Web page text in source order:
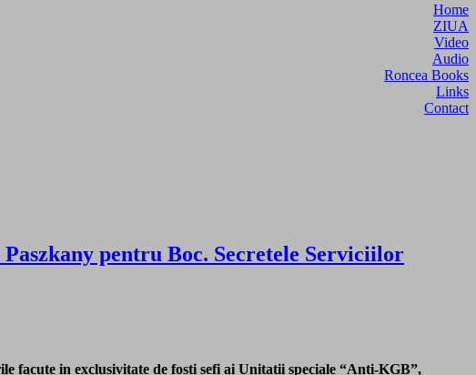
Home
ZIUA
Video
Audio
Roncea Books
Links
Contact
pentru Boc. Secretele Serviciilor
facute in exclusivitate de fosti sefi ai Unitatii speciale “Anti-KGB”,